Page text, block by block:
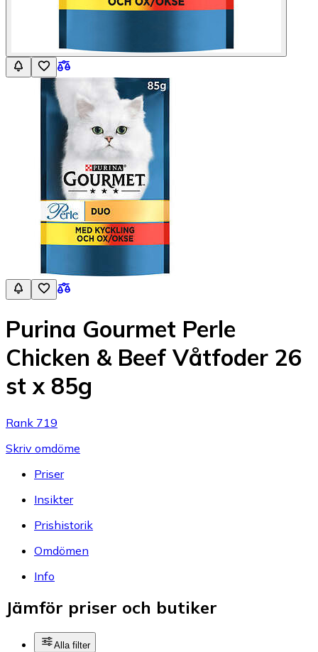
Purina Gourmet Perle
Chicken & Beef Våtfoder 26
st x 85g
Rank 719
Skriv omdöme
Priser
Insikter
Prishistorik
Omdömen
Info
Jämför priser och butiker
Alla filter